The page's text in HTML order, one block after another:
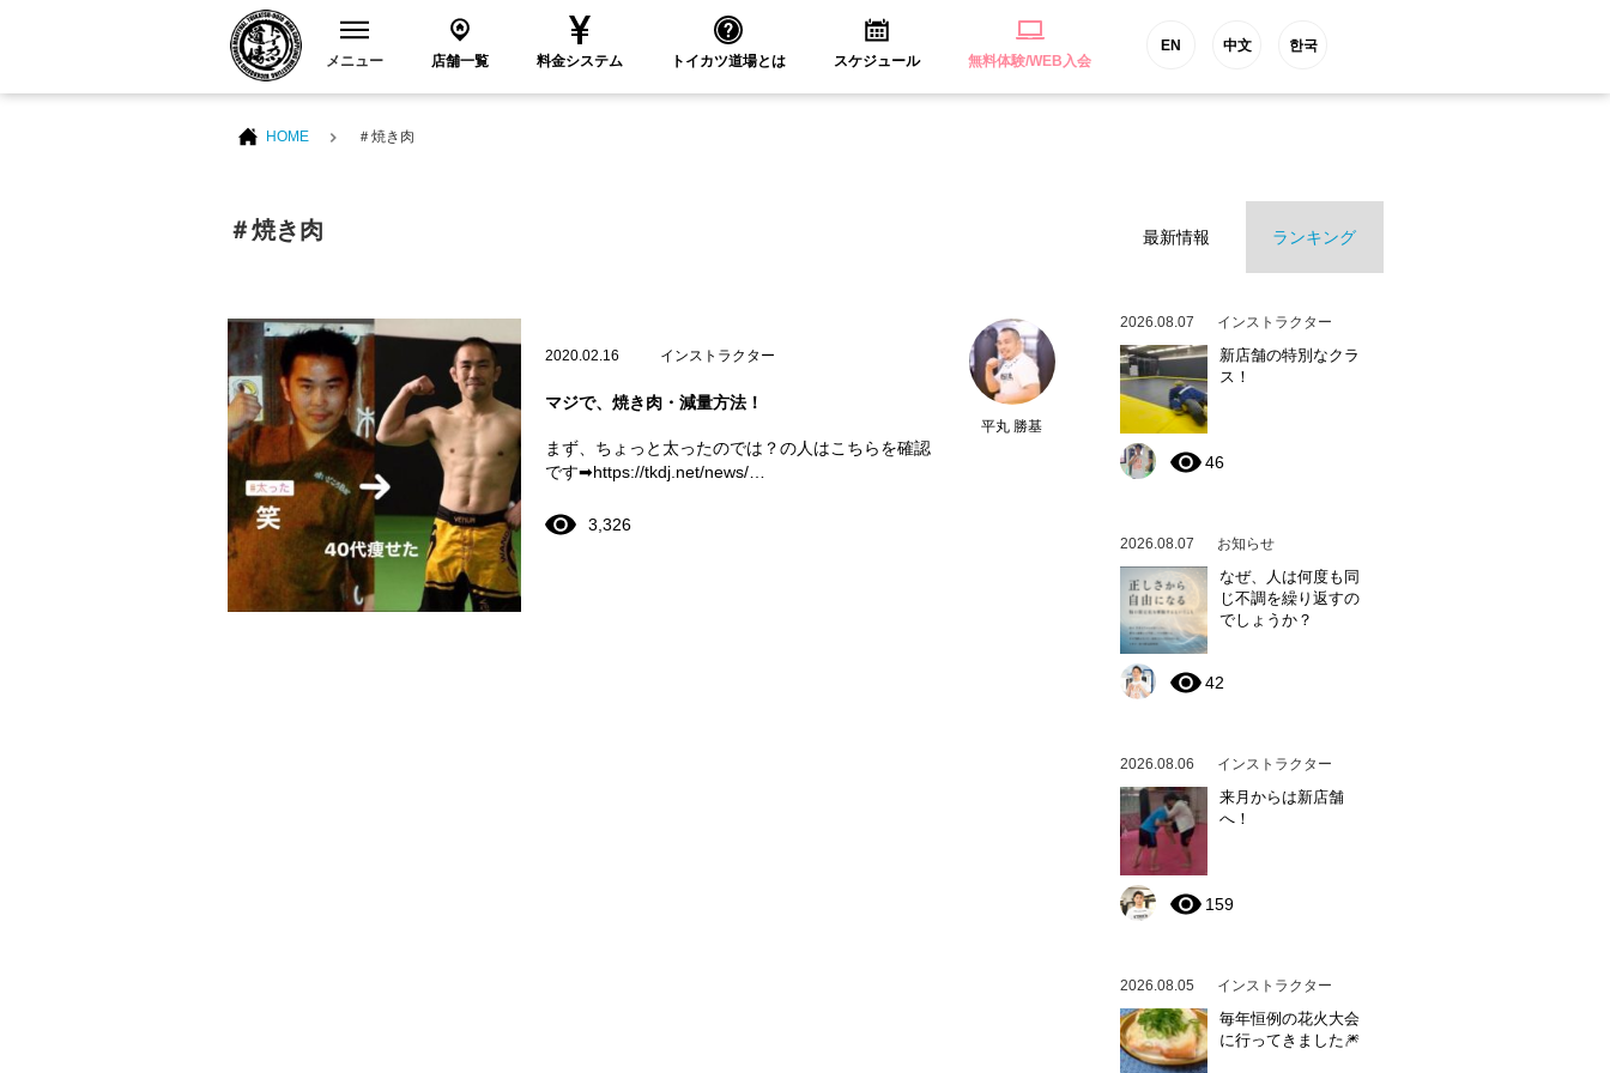
メニュー 店舗一覧 料金システム トイカツ道場とは スケジュール 無料体験/WEB入会
EN 中文 한국
HOME ＃焼き肉
＃焼き肉
2020.02.16 インストラクター
平丸 勝基
マジで、焼き肉・減量方法！
まず、ちょっと太ったのでは？の人はこちらを確認
です➡https://tkdj.net/news/…
3,326
最新情報 ランキング
2026.08.07 インストラクター
新店舗の特別なクラ
ス！
46
2026.08.07 お知らせ
なぜ、人は何度も同
じ不調を繰り返すの
でしょうか？
42
2026.08.06 インストラクター
来月からは新店舗
へ！
159
2026.08.05 インストラクター
毎年恒例の花火大会
に行ってきました🎆